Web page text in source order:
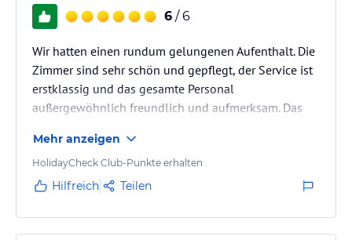
6 / 6
Wir hatten einen rundum gelungenen Aufenthalt. Die
Zimmer sind sehr schön und gepflegt, der Service ist
erstklassig und das gesamte Personal
außergewöhnlich freundlich und aufmerksam. Das
große Auswahl, sodass wirklich keine Wünsche
offenbleiben. Besonders hervorzuheben sind der
gepflegte Poolbereich sowie der private Strand, die
kommen gerne wieder.
Mehr anzeigen
HolidayCheck Club-Punkte erhalten
Hilfreich Teilen